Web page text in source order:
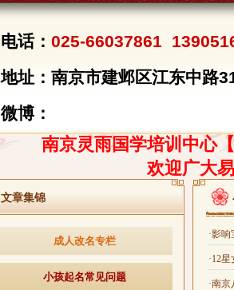
电话： 025-66037861
地址：南京市建邺区江东中路
微博：
南京灵雨国学培训中心
欢迎广大
文章集锦
成人改名专栏
小孩起名常见问题
·影
·12
·南